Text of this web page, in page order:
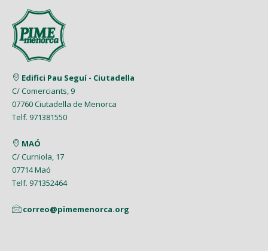
Enero (8)
Marzo (9)
Febrero (6)
Enero (7)
Abril (7)
Marzo (9)
Febrero (4)
Mayo (5)
Abril (6)
Febrero (7)
Enero (1)
Mayo (5)
Abril (8)
Marzo (5)
Febrero (1)
Enero (2)
Agosto (5)
Julio (2)
Junio (8)
Mayo (7)
Abril (4)
Febrero (6)
Enero (2)
Edifici Pau Seguí - Ciutadella
C/ Comerciants, 9
07760 Ciutadella de Menorca
Telf. 971381550
MAÓ
C/ Curniola, 17
07714 Maó
Telf. 971352464
correo@pimemenorca.org